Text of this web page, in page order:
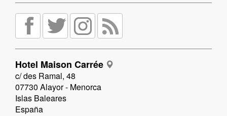
Hotel Maison Carrée
c/ des Ramal, 48
07730 Alayor - Menorca
Islas Baleares
España